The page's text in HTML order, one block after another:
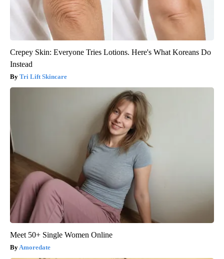
Crepey Skin: Everyone Tries Lotions. Here's What Koreans Do
Instead
Tri Lift Skincare
Meet 50+ Single Women Online
Amoredate